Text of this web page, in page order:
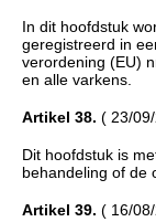
In dit hoofdstuk
geregistreerd in
verordening (EU)
en alle varkens.
Artikel 38. ( 23/
Dit hoofdstuk is
behandeling of de
Artikel 39. ( 16/